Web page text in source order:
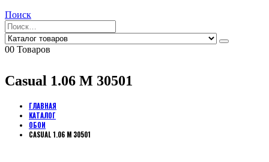
Поиск
00 Товаров
Casual 1.06 M 30501
ГЛАВНАЯ
КАТАЛОГ
ОБОИ
CASUAL 1.06 M 30501